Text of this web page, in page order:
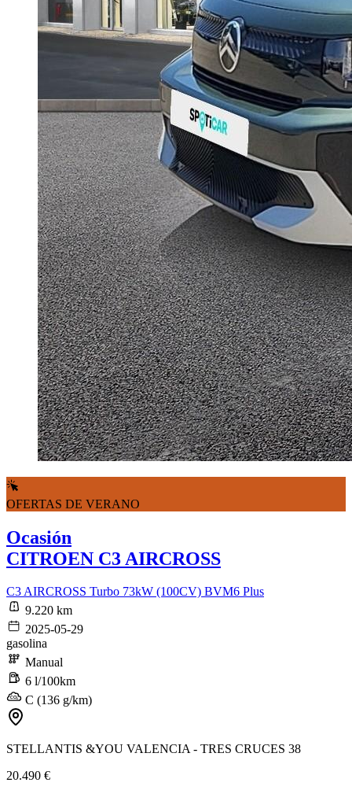
OFERTAS DE VERANO
Ocasión
CITROEN C3 AIRCROSS
C3 AIRCROSS Turbo 73kW (100CV) BVM6 Plus
9.220 km
2025-05-29
gasolina
Manual
6 l/100km
C (136 g/km)
STELLANTIS &YOU VALENCIA - TRES CRUCES 38
20.490 €